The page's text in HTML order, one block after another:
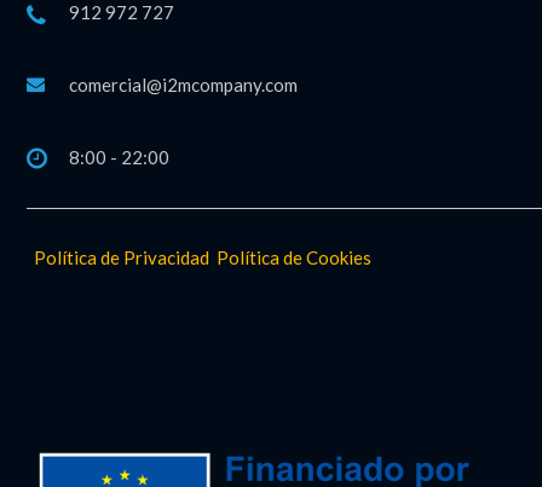
912 972 727
comercial@i2mcompany.com
8:00 - 22:00
Política de Privacidad Política de Cookies